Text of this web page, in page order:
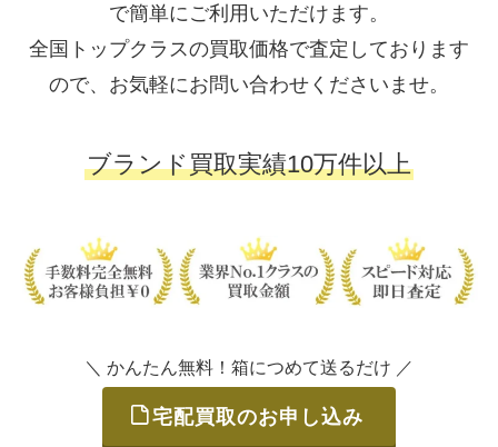
で簡単にご利用いただけます。
全国トップクラスの買取価格で査定しております
ので、お気軽にお問い合わせくださいませ。
ブランド買取実績10万件以上
＼ かんたん無料！箱につめて送るだけ ／
宅配買取のお申し込み